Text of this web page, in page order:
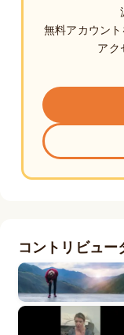
無料アカウン
アク
コントリビュ